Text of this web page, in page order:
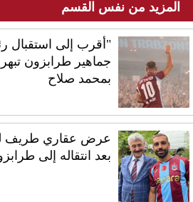
المزيد من نفس القسم
"أقرب إلى استقبال
جماهير طرابزون
بمحمد صلاح
عرض عقاري طريف
بعد انتقاله إلى